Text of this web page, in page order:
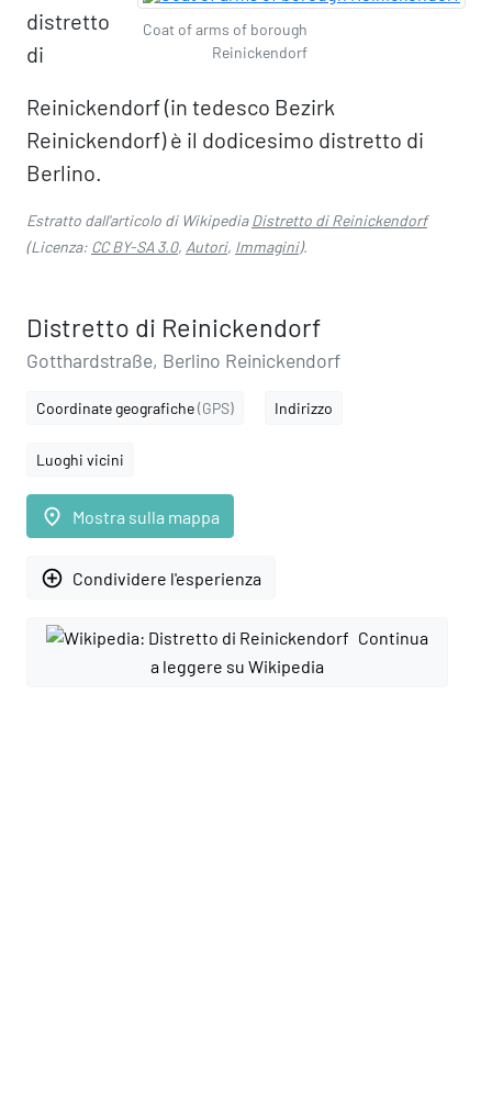
Coat of arms of borough
Reinickendorf
distretto
di
Reinickendorf (in tedesco Bezirk
Reinickendorf) è il dodicesimo distretto di
Berlino.
Estratto dall'articolo di WikipediaDistretto di Reinickendorf
(Licenza: CC BY-SA 3.0, Autori, Immagini).
Distretto di Reinickendorf
Gotthardstraße, Berlino Reinickendorf
Coordinate geografiche(GPS) Indirizzo
Luoghi vicini
place Mostra sulla mappa
add_circle_outline Condividere l'esperienza
Continua
a leggere su Wikipedia